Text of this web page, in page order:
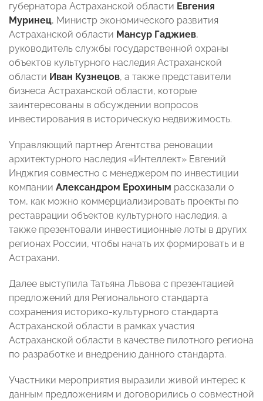
губернатора Астраханской области Евгения
Муринец, Министр экономического развития
Астраханской области Мансур Гаджиев,
руководитель службы государственной охраны
объектов культурного наследия Астраханской
области Иван Кузнецов, а также представители
бизнеса Астраханской области, которые
заинтересованы в обсуждении вопросов
инвестирования в историческую недвижимость.
Управляющий партнер Агентства реновации
архитектурного наследия «Интеллект» Евгений
Инджгия совместно с менеджером по инвестиции
компании Александром Ерохиным рассказали о
том, как можно коммерциализировать проекты по
реставрации объектов культурного наследия, а
также презентовали инвестиционные лоты в других
регионах России, чтобы начать их формировать и в
Астрахани.
Далее выступила Татьяна Львова с презентацией
предложений для Регионального стандарта
сохранения историко-культурного стандарта
Астраханской области в рамках участия
Астраханской области в качестве пилотного региона
по разработке и внедрению данного стандарта.
Участники мероприятия выразили живой интерес к
данным предложениям и договорились о совместной